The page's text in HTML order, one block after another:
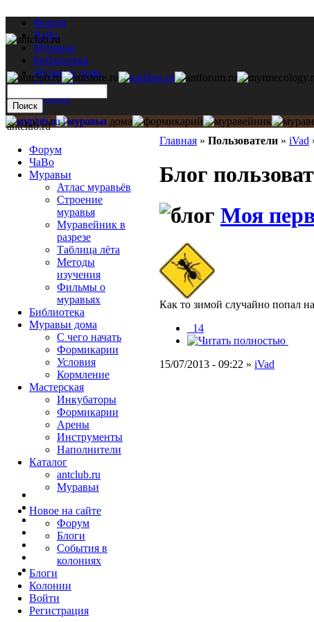
Форум
ЧаВо
Муравьи
Библиотека
Муравьи дома
Мастерская
Каталог
Главная » Пользователи » iVad
Блог
Моя
Как то зимой случайно попал
_14
15/07/2013 - 09:22 » iVad
antclub.ru
Форум
ЧаВо
Муравьи
Атлас муравьёв
Строение
муравья
Муравейник в
разрезе
Таблица лёта
Методы
изучения
Фильмы о
муравьях
Библиотека
Муравьи дома
С чего начать
Формикарии
Условия
Кормление
Мастерская
Инкубаторы
Формикарии
Арены
Инструменты
Наполнители
Каталог
antclub.ru
Муравьи
Новое на сайте
Форум
Блоги
События в
колониях
Блоги
Колонии
Войти
Peгиcтpaция